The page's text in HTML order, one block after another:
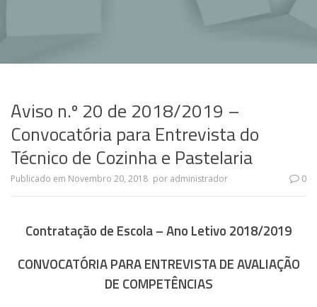
Aviso n.º 20 de 2018/2019 –
Convocatória para Entrevista do
Técnico de Cozinha e Pastelaria
Publicado em Novembro 20, 2018 por administrador 0
Contratação de Escola – Ano Letivo 2018/2019
CONVOCATÓRIA PARA ENTREVISTA DE AVALIAÇÃO
DE COMPETÊNCIAS